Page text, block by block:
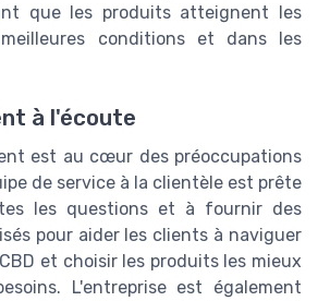
que les produits atteignent les
conditions et dans les
à l'écoute
est au cœur des préoccupations
de service à la clientèle est prête
les questions et à fournir des
pour aider les clients à naviguer
et choisir les produits les mieux
L'entreprise est également